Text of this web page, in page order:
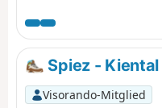
zwischen den Kantonen
bietet Ihnen zahlreiche
des Berner Oberlandes
Spiez - Kiental
Visorando-Mitglied